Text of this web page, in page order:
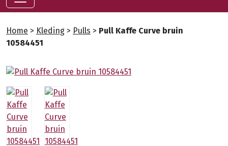
Home > Kleding > Pulls > Pull Kaffe Curve bruin
10584451